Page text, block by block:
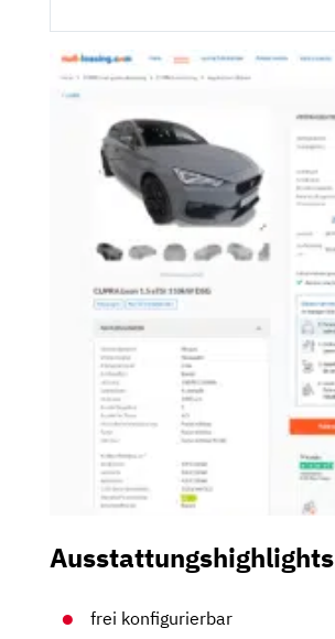
Ausstattungshighlights
frei konfigurierbar